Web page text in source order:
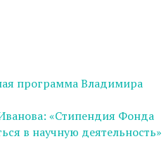
программа Владимира
«Стипендия Фонда
в научную деятельность»